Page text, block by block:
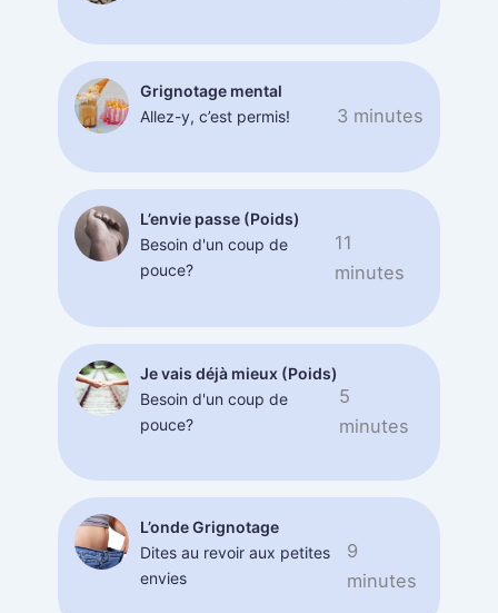
Grignotage mental
Allez-y, c’est permis!
3 minutes
L’envie passe (Poids)
Besoin d'un coup de
pouce?
11
minutes
Je vais déjà mieux (Poids)
Besoin d'un coup de
pouce?
5
minutes
L’onde Grignotage
Dites au revoir aux petites
envies
9
minutes